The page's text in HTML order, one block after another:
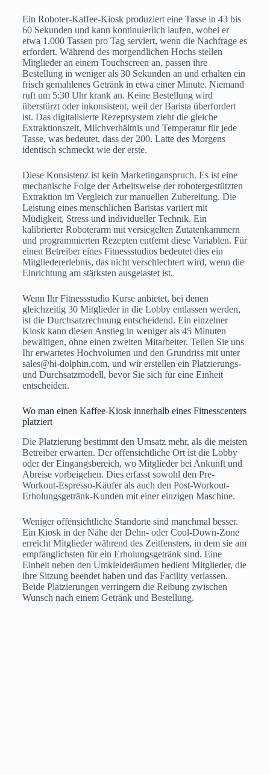
Ein Roboter-Kaffee-Kiosk produziert eine Tasse in 43 bis
60 Sekunden und kann kontinuierlich laufen, wobei er
etwa 1.000 Tassen pro Tag serviert, wenn die Nachfrage es
erfordert. Während des morgendlichen Hochs stellen
Mitglieder an einem Touchscreen an, passen ihre
Bestellung in weniger als 30 Sekunden an und erhalten ein
frisch gemahlenes Getränk in etwa einer Minute. Niemand
ruft um 5:30 Uhr krank an. Keine Bestellung wird
überstürzt oder inkonsistent, weil der Barista überfordert
ist. Das digitalisierte Rezeptsystem zieht die gleiche
Extraktionszeit, Milchverhältnis und Temperatur für jede
Tasse, was bedeutet, dass der 200. Latte des Morgens
identisch schmeckt wie der erste.
Diese Konsistenz ist kein Marketinganspruch. Es ist eine
mechanische Folge der Arbeitsweise der robotergestützten
Extraktion im Vergleich zur manuellen Zubereitung. Die
Leistung eines menschlichen Baristas variiert mit
Müdigkeit, Stress und individueller Technik. Ein
kalibrierter Roboterarm mit versiegelten Zutatenkammern
und programmierten Rezepten entfernt diese Variablen. Für
einen Betreiber eines Fitnessstudios bedeutet dies ein
Mitgliedererlebnis, das nicht verschlechtert wird, wenn die
Einrichtung am stärksten ausgelastet ist.
Wenn Ihr Fitnessstudio Kurse anbietet, bei denen
gleichzeitig 30 Mitglieder in die Lobby entlassen werden,
ist die Durchsatzrechnung entscheidend. Ein einzelner
Kiosk kann diesen Anstieg in weniger als 45 Minuten
bewältigen, ohne einen zweiten Mitarbeiter. Teilen Sie uns
Ihr erwartetes Hochvolumen und den Grundriss mit unter
sales@hi-dolphin.com, und wir erstellen ein Platzierungs-
und Durchsatzmodell, bevor Sie sich für eine Einheit
entscheiden.
Wo man einen Kaffee-Kiosk innerhalb eines Fitnesscenters
platziert
Die Platzierung bestimmt den Umsatz mehr, als die meisten
Betreiber erwarten. Der offensichtliche Ort ist die Lobby
oder der Eingangsbereich, wo Mitglieder bei Ankunft und
Abreise vorbeigehen. Dies erfasst sowohl den Pre-
Workout-Espresso-Käufer als auch den Post-Workout-
Erholungsgetränk-Kunden mit einer einzigen Maschine.
Weniger offensichtliche Standorte sind manchmal besser.
Ein Kiosk in der Nähe der Dehn- oder Cool-Down-Zone
erreicht Mitglieder während des Zeitfensters, in dem sie am
empfänglichsten für ein Erholungsgetränk sind. Eine
Einheit neben den Umkleideräumen bedient Mitglieder, die
ihre Sitzung beendet haben und das Facility verlassen.
Beide Platzierungen verringern die Reibung zwischen
Wunsch nach einem Getränk und Bestellung.